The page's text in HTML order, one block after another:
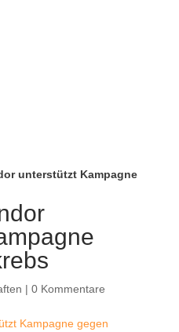
unterstützt Kampagne
| 0 Kommentare